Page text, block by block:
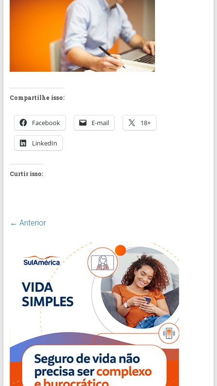
Compartilhe isso:
Facebook E-mail 18+
LinkedIn
Curtir isso:
← Anterior